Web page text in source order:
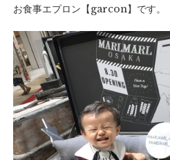
お食事エプロン【garcon】です。